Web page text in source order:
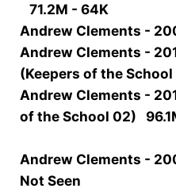
71.2M - 64K
Andrew Clements -
Andrew Clements -
(Keepers of the
Andrew Clements -
of the School 02)
Andrew Clements -
Not Seen